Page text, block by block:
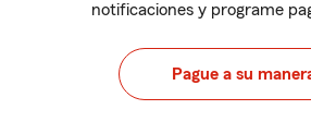
notificaciones y programe
Pague a su